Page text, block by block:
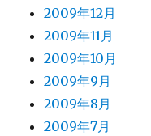
2009年12月
2009年11月
2009年10月
2009年9月
2009年8月
2009年7月